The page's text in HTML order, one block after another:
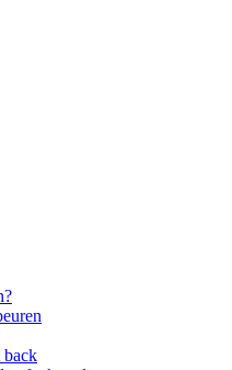
back